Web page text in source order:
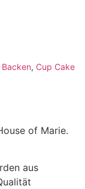
Backen, Cup Cake
of Marie.
aus